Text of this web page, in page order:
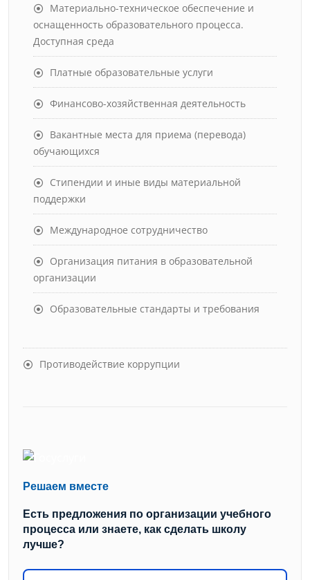
Материально-техническое обеспечение и
оснащенность образовательного процесса.
Доступная среда
Платные образовательные услуги
Финансово-хозяйственная деятельность
Вакантные места для приема (перевода)
обучающихся
Стипендии и иные виды материальной
поддержки
Международное сотрудничество
Организация питания в образовательной
организации
Образовательные стандарты и требования
Противодействие коррупции
Решаем вместе
Есть предложения по организации учебного
процесса или знаете, как сделать школу
лучше?